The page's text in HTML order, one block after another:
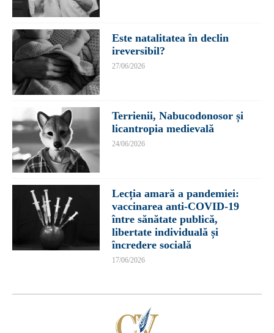
Este natalitatea în declin
ireversibil?
27/06/2026
Terrienii, Nabucodonosor și
licantropia medievală
24/06/2026
Lecția amară a pandemiei:
vaccinarea anti-COVID-19
între sănătate publică,
libertate individuală și
încredere socială
17/06/2026